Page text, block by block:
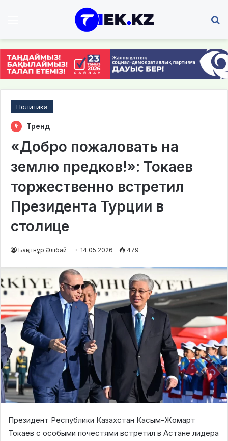
Политика
Тренд
«Добро пожаловать на
землю предков!»: Токаев
торжественно встретил
Президента Турции в
столице
Бақытнұр Әлібай 14.05.2026 479
Президент Республики Казахстан Касым-Жомарт
Токаев с особыми почестями встретил в Астане лидера